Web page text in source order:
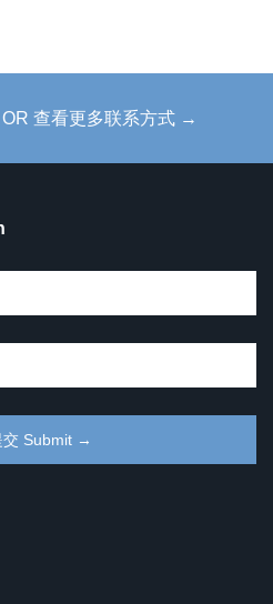
查看更多联系方式 →